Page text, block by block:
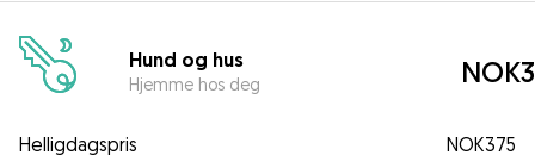
Hund og hus
Hjemme hos deg
Helligdagspris
NOK375